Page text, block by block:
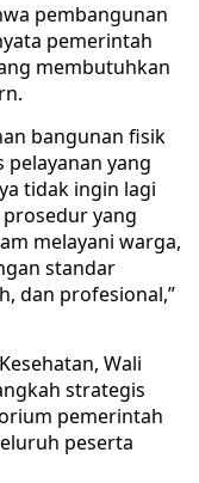
pembangunan
pemerintah
membutuhkan
bangunan fisik
yang
tidak ingin lagi
yang
melayani warga,
standar
dan profesional,”
Wali
strategis
pemerintah
peserta